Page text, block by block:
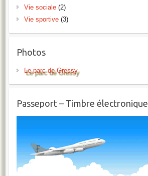
Vie sociale(2)
Vie sportive(3)
Photos
Le parc de Gressy
Passeport – Timbre électronique